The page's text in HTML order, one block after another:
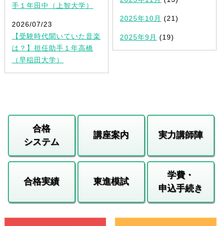
手１年田中（上智大学）
2026/07/23
【受験時代聞いていた音楽
は？】担任助手１年高橋
（早稲田大学）
2025年10月 (21)
2025年9月 (19)
合格
システム
講座案内 実力講師陣
合格実績 東進模試
学費・
申込手続き